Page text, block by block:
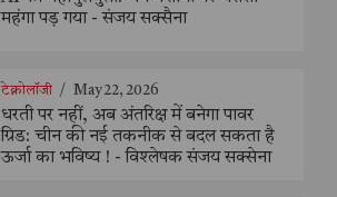
महंगा पड़ गया - संजय सक्सैना
टेक्नोलॉजी / May 22, 2026
धरती पर नहीं, अब अंतरिक्ष में बनेगा पावर
ग्रिड: चीन की नई तकनीक से बदल सकता है
ऊर्जा का भविष्य ! - विश्लेषक संजय सक्सेना